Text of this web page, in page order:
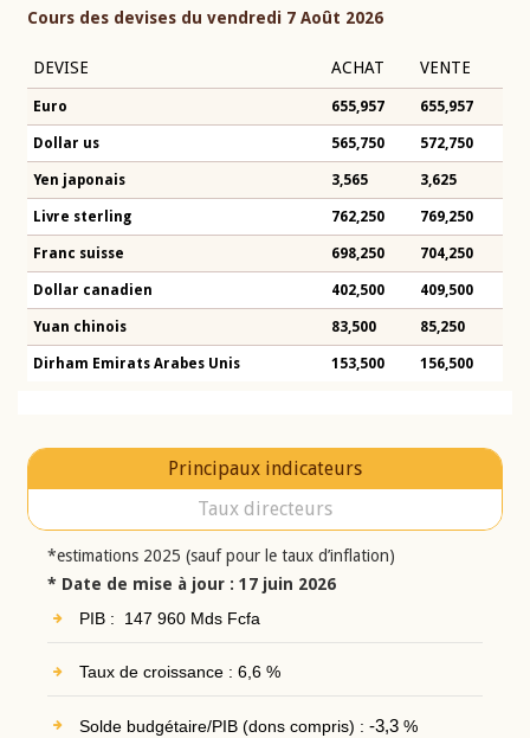
Cours des devises du vendredi 7 Août 2026
DEVISE ACHAT VENTE
Euro 655,957 655,957
Dollar us 565,750 572,750
Yen japonais 3,565 3,625
Livre sterling 762,250 769,250
Franc suisse 698,250 704,250
Dollar canadien 402,500 409,500
Yuan chinois 83,500 85,250
Dirham Emirats Arabes Unis 153,500 156,500
Principaux indicateurs
Taux directeurs
*estimations 2025 (sauf pour le taux d’inflation)
* Date de mise à jour : 17 juin 2026
PIB : 147 960 Mds Fcfa
Taux de croissance : 6,6 %
Solde budgétaire/PIB (dons compris) : -3,3%